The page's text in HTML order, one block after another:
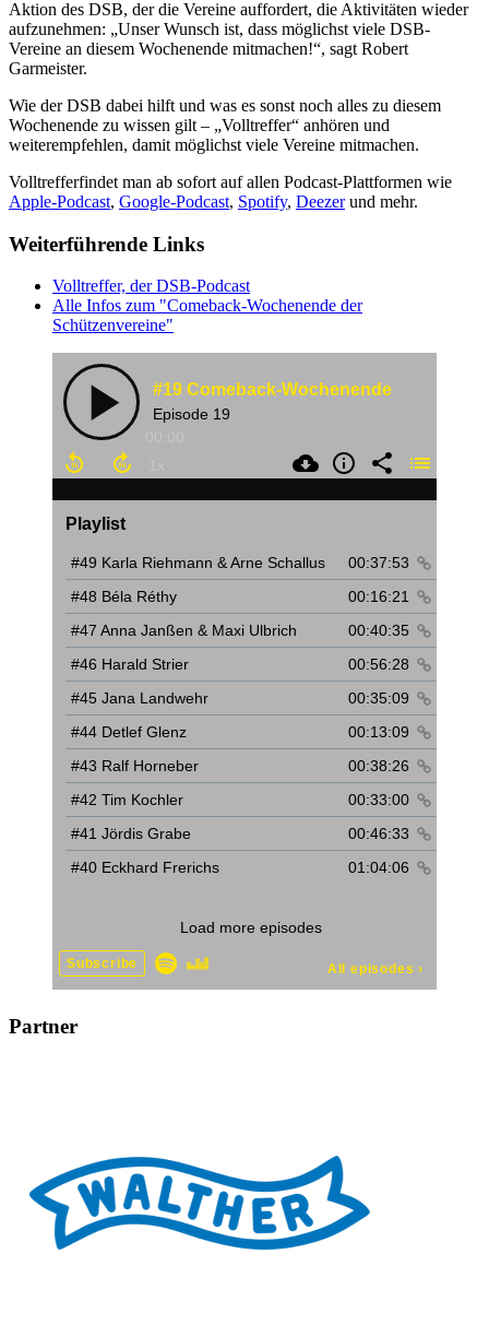
Aktion des DSB, der die Vereine auffordert, die Aktivitäten wieder
aufzunehmen: „Unser Wunsch ist, dass möglichst viele DSB-
Vereine an diesem Wochenende mitmachen!“, sagt Robert
Garmeister.
Wie der DSB dabei hilft und was es sonst noch alles zu diesem
Wochenende zu wissen gilt – „Volltreffer“ anhören und
weiterempfehlen, damit möglichst viele Vereine mitmachen.
Volltrefferfindet man ab sofort auf allen Podcast-Plattformen wie
Apple-Podcast, Google-Podcast, Spotify, Deezerund mehr.
Weiterführende Links
Volltreffer, der DSB-Podcast
Alle Infos zum "Comeback-Wochenende der
Schützenvereine"
Partner